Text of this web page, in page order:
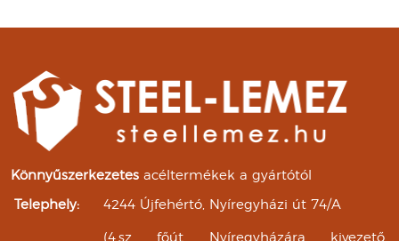
Könnyűszerkezetes acéltermékek a gyártótól
Telephely: 4244 Újfehértó, Nyíregyházi út 74/A
(4.sz főút Nyíregyházára kivezető